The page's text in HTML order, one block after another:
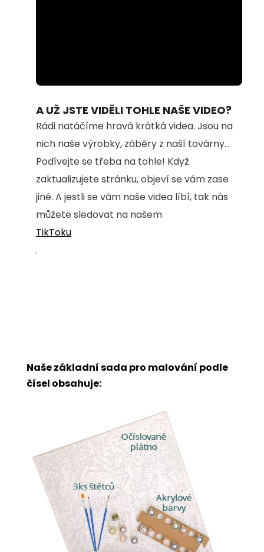
100.00%
A UŽ JSTE VIDĚLI TOHLE NAŠE VIDEO?
Rádi natáčíme hravá krátká videa. Jsou na
nich naše výrobky, záběry z naší továrny...
Podívejte se třeba na tohle! Když
zaktualizujete stránku, objeví se vám zase
jiné. A jestli se vám naše videa líbí, tak nás
můžete sledovat na našem
TikToku
.
Naše základní sada pro malování podle
čísel obsahuje: